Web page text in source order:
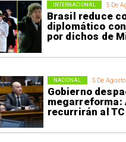
5 De
Brasil reduce
diplomático
por dichos de
INTERNACIONAL
5 De
Gobierno
megarreforma:
recurrirán al TC
NACIONAL